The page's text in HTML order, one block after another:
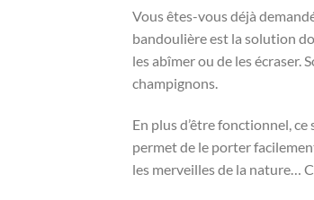
Vous êtes-vous déjà
bandoulière est la solution
les abîmer ou de les écraser.
champignons.
En plus d’être fonctionnel,
permet de le porter
les merveilles de la nature…